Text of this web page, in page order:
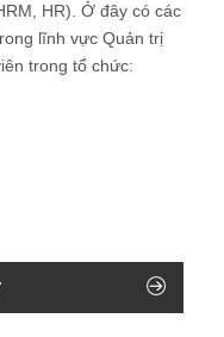
HR). Ở đây có các
lĩnh vực Quản trị
trong tổ chức: